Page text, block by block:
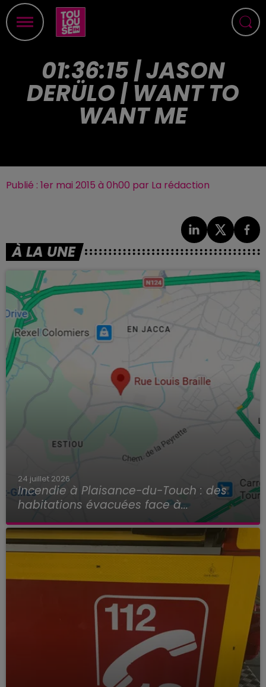
01:36:15 | JASON
DERÜLO | WANT TO
WANT ME
Publié : 1er mai 2015 à 0h00 par La rédaction
À LA UNE
24 juillet 2026
Incendie à Plaisance-du-Touch : des
habitations évacuées face à...